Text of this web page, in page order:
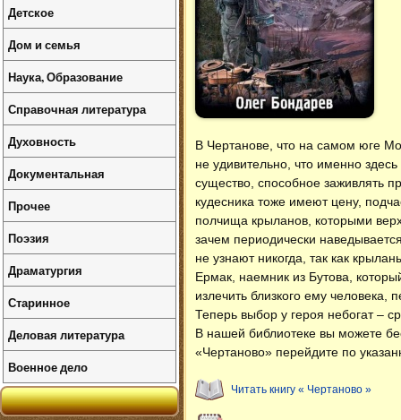
В Чертанове, что на самом юге
не удивительно, что именно
существо, способное заживлять
кудесника тоже имеют цену,
полчища крыланов, которыми
зачем периодически
не узнают никогда, так как
Ермак, наемник из Бутова,
излечить близкого ему человека,
Теперь выбор у героя небогат –
В нашей библиотеке вы можете
«Чертаново» перейдите по
Читать книгу « Чертаново »
Детское
Дом и семья
Наука, Образование
Справочная литература
Духовность
Документальная
Прочее
Поэзия
Драматургия
Старинное
Деловая литература
Военное дело